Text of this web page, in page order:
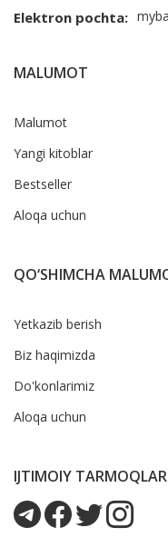
Elektron pochta:
MALUMOT
Malumot
Yangi kitoblar
Bestseller
Aloqa uchun
QO‘SHIMCHA
Yetkazib berish
Biz haqimizda
Do'konlarimiz
Aloqa uchun
IJTIMOIY